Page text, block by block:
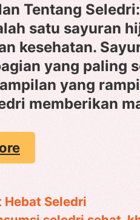
Tentang
satu sayuran
kesehatan.
yang paling
yang
memberikan
Manfaat
Hebat
Sayuran
Hijau
Hebat Seledri